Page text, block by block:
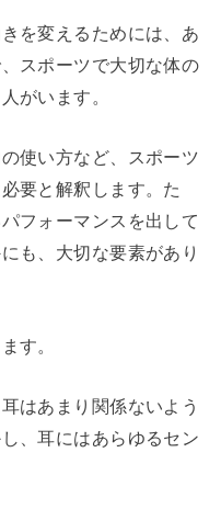
を変えるためには、あ
スポーツで大切な体の
がいます。
使い方など、スポーツ
要と解釈します。た
フォーマンスを出して
も、大切な要素があり
す。
はあまり関係ないよう
、耳にはあらゆるセン